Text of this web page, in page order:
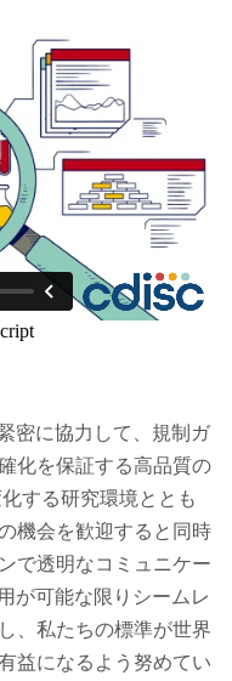
密に協力して、規制ガ
化を保証する高品質の
する研究環境ととも
機会を歓迎すると同時
で透明なコミュニケー
が可能な限りシームレ
、私たちの標準が世界
益になるよう努めてい